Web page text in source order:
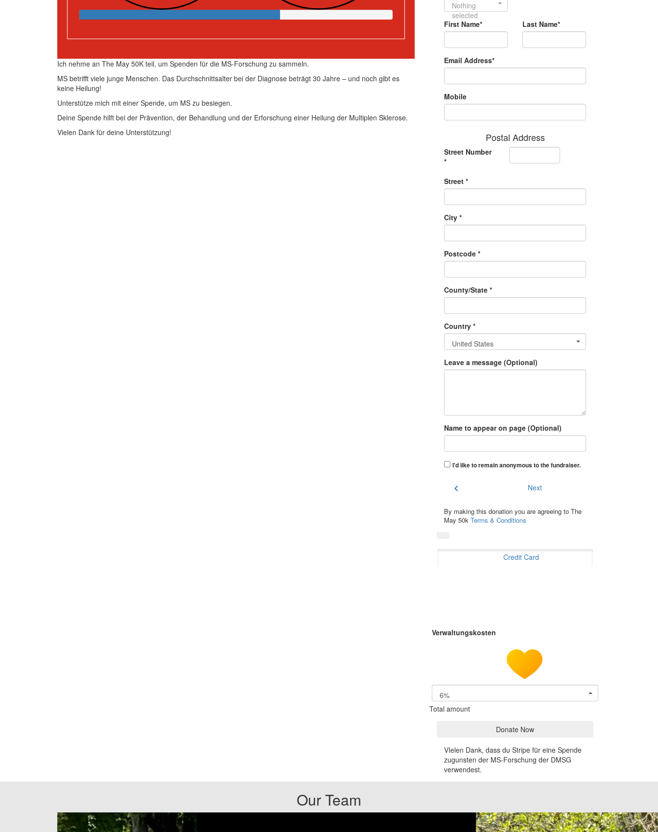
Nothing
selected
First Name*
Last Name*
Email Address*
Mobile
Postal Address
Street Number
*
Street *
City *
Postcode *
County/State *
Country *
United States
Leave a message (Optional)
Name to appear on page (Optional)
I'd like to remain anonymous to the fundraiser.
chevron_left Next
By making this donation you are agreeing to The
May 50k Terms & Conditions
Credit Card
Verwaltungskosten
6%
Total amount
Donate Now
VIelen Dank, dass du Stripe für eine Spende
zugunsten der MS-Forschung der DMSG
verwendest.
Ich nehme an The May 50K teil, um Spenden für die MS-Forschung zu sammeln.
MS betrifft viele junge Menschen. Das Durchschnittsalter bei der Diagnose beträgt 30 Jahre – und noch gibt es
keine Heilung!
Unterstütze mich mit einer Spende, um MS zu besiegen.
Deine Spende hilft bei der Prävention, der Behandlung und der Erforschung einer Heilung der Multiplen Sklerose.
Vielen Dank für deine Unterstützung!
Our Team